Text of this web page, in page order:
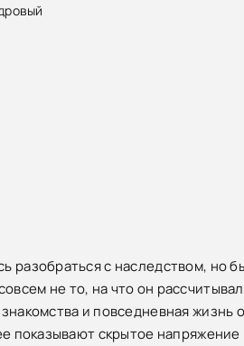
с наследством, но
не то, на что он
и повседневная жизнь
показывают скрытое